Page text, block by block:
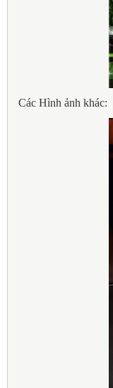
Các Hình ảnh khác: